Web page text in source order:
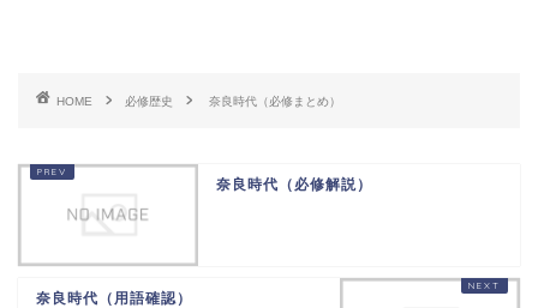
HOME 必修歴史 奈良時代（必修まとめ）
奈良時代（必修解説）
奈良時代（用語確認）